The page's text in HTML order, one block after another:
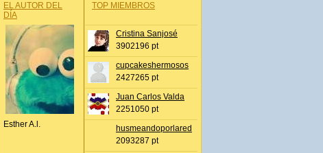
EL AUTOR DEL
DÍA
Esther A.l.
TOP MIEMBROS
Cristina Sanjosé
3902196 pt
cupcakeshermosos
2427265 pt
Juan Carlos Valda
2251050 pt
husmeandoporlared
2093287 pt